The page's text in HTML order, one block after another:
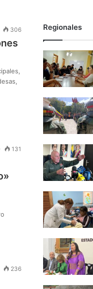
306
131
236
Regionales